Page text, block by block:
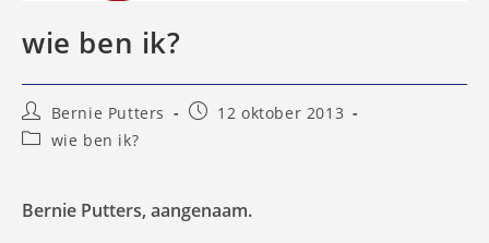
wie ben ik?
Bericht
auteur:
Bernie Putters
Bericht12 oktober 2013
Berichtcategorie:
wie ben ik?
Bernie Putters, aangenaam.